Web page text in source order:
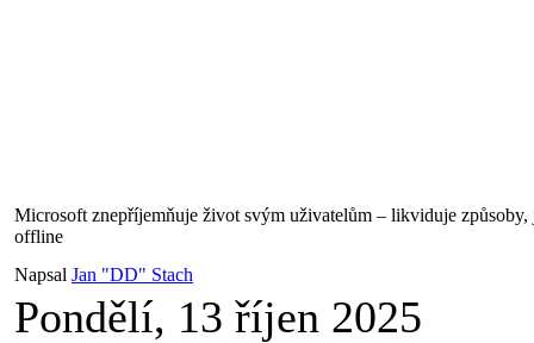
Microsoft znepříjemňuje život svým uživatelům – likviduje
offline
Napsal Jan "DD" Stach
Pondělí, 13 říjen 2025